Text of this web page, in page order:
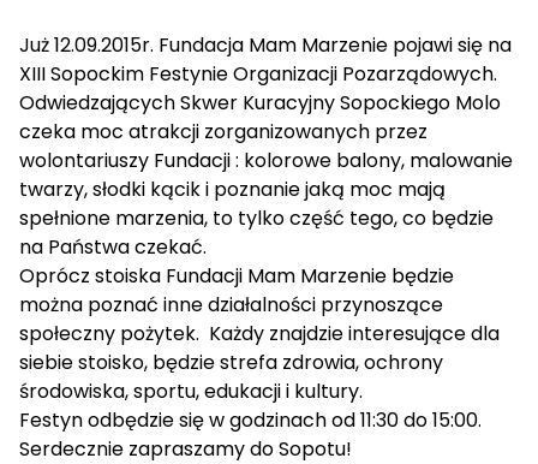
Już 12.09.2015r. Fundacja Mam Marzenie pojawi się na
XIII Sopockim Festynie Organizacji Pozarządowych.
Odwiedzających Skwer Kuracyjny Sopockiego Molo
czeka moc atrakcji zorganizowanych przez
wolontariuszy Fundacji : kolorowe balony, malowanie
twarzy, słodki kącik i poznanie jaką moc mają
spełnione marzenia, to tylko część tego, co będzie
na Państwa czekać.
Oprócz stoiska Fundacji Mam Marzenie będzie
można poznać inne działalności przynoszące
społeczny pożytek. Każdy znajdzie interesujące dla
siebie stoisko, będzie strefa zdrowia, ochrony
środowiska, sportu, edukacji i kultury.
Festyn odbędzie się w godzinach od 11:30 do 15:00.
Serdecznie zapraszamy do Sopotu!